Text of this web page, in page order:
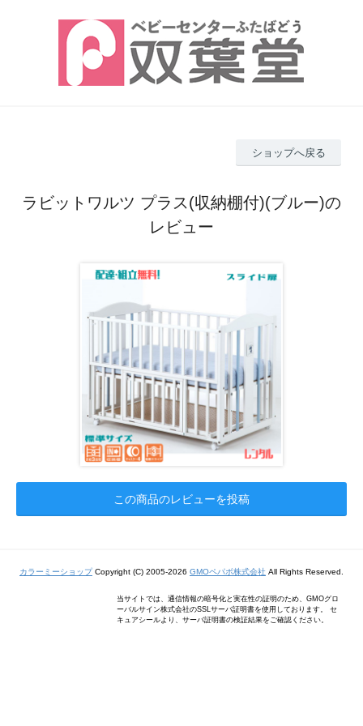
ショップへ戻る
ラビットワルツ プラス(収納棚付)(ブルー)の
レビュー
この商品のレビューを投稿
カラーミーショップCopyright (C) 2005-2026 GMOペパボ株式会社 All Rights Reserved.
当サイトでは、通信情報の暗号化と実在性の証明のため、GMOグロ
ーバルサイン株式会社のSSLサーバ証明書を使用しております。 セ
キュアシールより、サーバ証明書の検証結果をご確認ください。